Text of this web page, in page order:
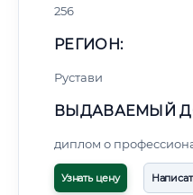
256
РЕГИОН:
Рустави
ВЫДАВАЕМЫЙ
диплом о
Узнать цену